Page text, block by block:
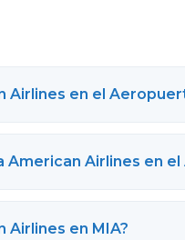
Airlines en el
American Airlines en
Airlines en MIA?